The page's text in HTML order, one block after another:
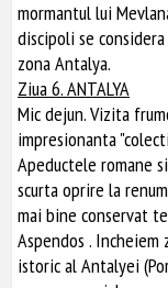
mormantul lui
discipoli se
zona Antalya.
Ziua 6. ANTALYA
Mic dejun. Vizita
impresionanta
Apeductele romane
scurta oprire la
mai bine conservat
Aspendos .
istoric al Antalyei